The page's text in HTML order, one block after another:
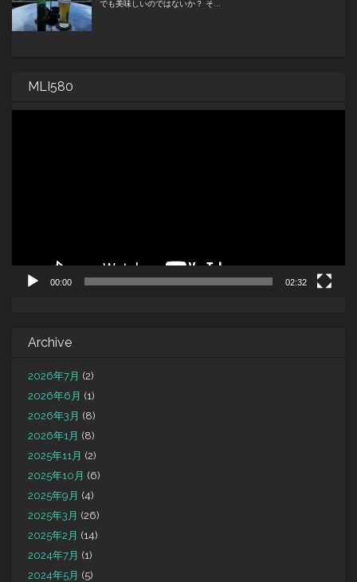
MLI580
00:00 02:32
Archive
2026年7月 (2)
2026年6月 (1)
2026年3月 (8)
2026年1月 (8)
2025年11月 (2)
2025年10月 (6)
2025年9月 (4)
2025年3月 (26)
2025年2月 (14)
2024年7月 (1)
2024年5月 (5)